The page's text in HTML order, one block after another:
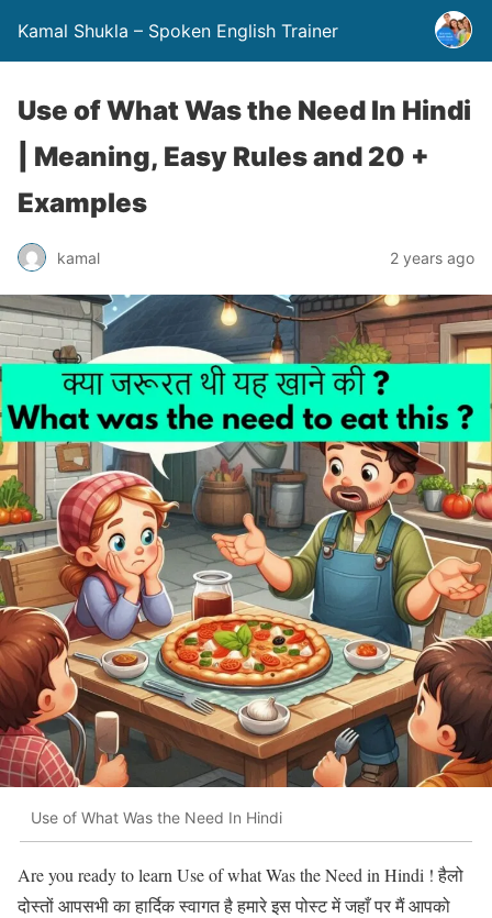
Kamal Shukla – Spoken English Trainer
Use of What Was the Need In Hindi
| Meaning, Easy Rules and 20 +
Examples
kamal 2 years ago
Use of What Was the Need In Hindi
Are you ready to learn Use of what Was the Need in Hindi ! हैलो
दोस्तों आपसभी का हार्दिक स्वागत है हमारे इस पोस्ट में जहाँ पर मैं आपको